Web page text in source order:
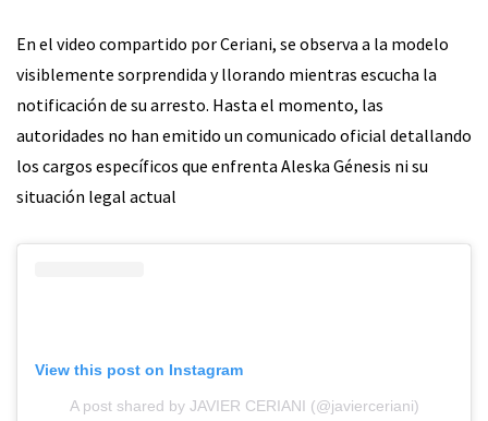
En el video compartido por Ceriani, se observa a la modelo
visiblemente sorprendida y llorando mientras escucha la
notificación de su arresto. Hasta el momento, las
autoridades no han emitido un comunicado oficial detallando
los cargos específicos que enfrenta Aleska Génesis ni su
situación legal actual
View this post on Instagram
A post shared by JAVIER CERIANI (@javierceriani)